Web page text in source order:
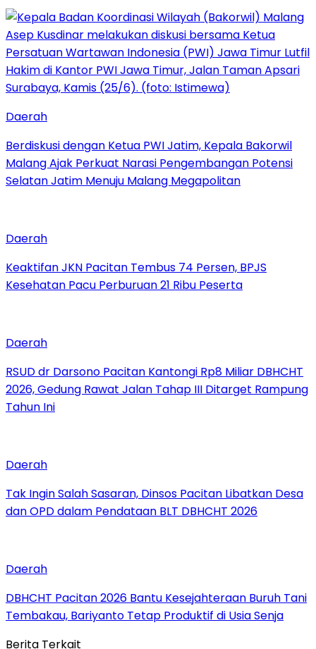
Daerah
Berdiskusi dengan Ketua PWI Jatim, Kepala Bakorwil
Malang Ajak Perkuat Narasi Pengembangan Potensi
Selatan Jatim Menuju Malang Megapolitan
Daerah
Keaktifan JKN Pacitan Tembus 74 Persen, BPJS
Kesehatan Pacu Perburuan 21 Ribu Peserta
Daerah
RSUD dr Darsono Pacitan Kantongi Rp8 Miliar DBHCHT
2026, Gedung Rawat Jalan Tahap III Ditarget Rampung
Tahun Ini
Daerah
Tak Ingin Salah Sasaran, Dinsos Pacitan Libatkan Desa
dan OPD dalam Pendataan BLT DBHCHT 2026
Daerah
DBHCHT Pacitan 2026 Bantu Kesejahteraan Buruh Tani
Tembakau, Bariyanto Tetap Produktif di Usia Senja
Berita Terkait